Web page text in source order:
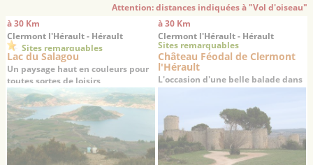
Attention: distances indiquées à "Vol d'oiseau"
à 30 Km
Clermont l'Hérault - Hérault
Sites remarquables
Lac du Salagou
Un paysage haut en couleurs pour
toutes sortes de loisirs
à 30 Km
Clermont l'Hérault - Hérault
Sites remarquables
Château Féodal de Clermont
l'Hérault
L'occasion d'une belle balade dans
la vallée de l'Hérault